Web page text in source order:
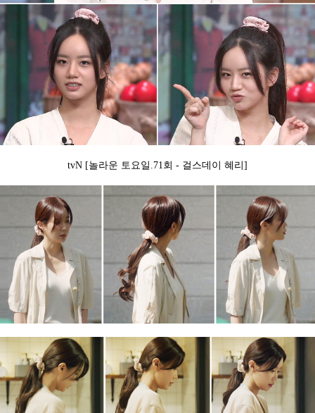
tvN [놀라운 토요일.71회​ - 걸스데이 혜리]